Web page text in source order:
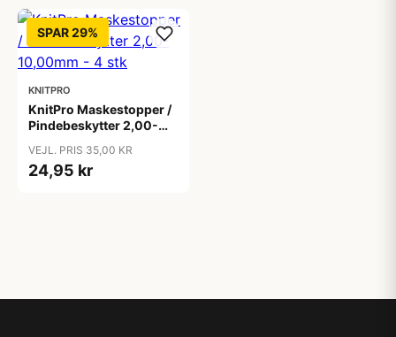
SPAR 29%
KNITPRO
KnitPro Maskestopper /
Pindebeskytter 2,00-
VEJL. PRIS 35,00 KR
24,95 kr